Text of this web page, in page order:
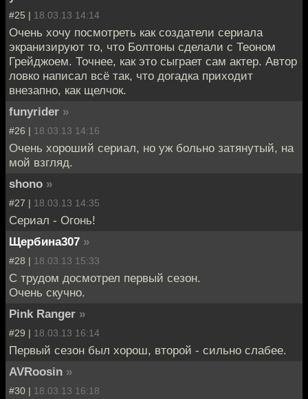
#25 | 18.03.13 14:14
Очень хочу посмотреть как создатели сериала
экранизируют то, что Болтоны сделали с Теоном
Грейджоем. Точнее, как это сыграет сам актер. Автор
ловко написал всё так, что догадка приходит
внезапно, как щелчок.
funyrider »
#26 | 18.03.13 14:16
Очень хороший сериал, но уж больно затянутый, на
мой взгляд.
shono »
#27 | 18.03.13 14:35
Сериал - Огонь!
Щербина307 »
#28 | 18.03.13 15:33
С трудом досмотрел первый сезон.
Очень скучно.
Pink Ranger »
#29 | 18.03.13 16:14
Первый сезон был хорош, второй - сильно слабее.
AVRoosin »
#30 | 18.03.13 16:18